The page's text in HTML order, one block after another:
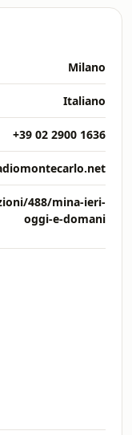
Milano
Italiano
+39 02 2900 1636
488/mina-ieri-
oggi-e-domani